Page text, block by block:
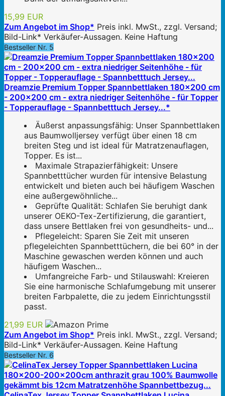
15,99 EUR
Zum Angebot im Shop* Preis inkl. MwSt., zzgl. Versand;
Bild-Link* Verkäufer-Aussagen. Keine Haftung
Bestseller Nr. 5
Dreamzie Premium Topper Spannbettlaken 180x200 cm
- 200x200 cm - extra niedriger Seitenhöhe - für Topper
- Topperauflage - Spannbetttuch Jersey...*
Äußerst anpassungsfähig: Unser Spannbettlaken
aus Baumwolljersey verfügt über einen 18 cm
breiten Steg und ist ideal für Matratzenauflagen,
Topper. Es ist...
Maximale Strapazierfähigkeit: Unsere
Spannbetttücher wurden für intensive Belastung
entwickelt und bieten auch bei häufigem Waschen
eine außergewöhnliche...
Geprüfte Qualität: Schlafen Sie beruhigt dank
unserer OEKO-Tex-Zertifizierung, die garantiert,
dass unsere Bettlaken frei von gesundheits- und...
Pflegeleicht: Sparen Sie Zeit mit unseren
pflegeleichten Spannbetttüchern, die bei 60° in der
Maschine gewaschen werden können und auch
häufigem Waschen...
Umfangreiche Farb- und Stilauswahl: Kreieren
Sie eine harmonische Schlafumgebung mit unserer
breiten Farbpalette, die zu jedem Einrichtungsstil
passt.
21,99 EUR
Zum Angebot im Shop* Preis inkl. MwSt., zzgl. Versand;
Bild-Link* Verkäufer-Aussagen. Keine Haftung
Bestseller Nr. 6